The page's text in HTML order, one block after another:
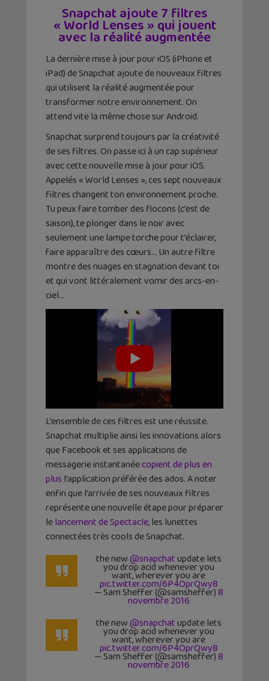
Snapchat ajoute 7 filtres
« World Lenses » qui jouent
avec la réalité augmentée
La dernière mise à jour pour iOS (iPhone et
iPad) de Snapchat ajoute de nouveaux filtres
qui utilisent la réalité augmentée pour
transformer notre environnement. On
attend vite la même chose sur Android.
Snapchat surprend toujours par la créativité
de ses filtres. On passe ici à un cap supérieur
avec cette nouvelle mise à jour pour iOS.
Appelés « World Lenses », ces sept nouveaux
filtres changent ton environnement proche.
Tu peux faire tomber des flocons (c’est de
saison), te plonger dans le noir avec
seulement une lampe torche pour t’éclairer,
faire apparaître des cœurs… Un autre filtre
montre des nuages en stagnation devant toi
et qui vont littéralement vomir des arcs-en-
ciel…
L’ensemble de ces filtres est une réussite.
Snapchat multiplie ainsi les innovations alors
que Facebook et ses applications de
messagerie instantanéecopient de plus en
plus l’application préférée des ados. A noter
enfin que l’arrivée de ses nouveaux filtres
représente une nouvelle étape pour préparer
lelancement de Spectacle, les lunettes
connectées très cools de Snapchat.
the new@snapchatupdate lets
you drop acid whenever you
want, wherever you are
pic.twitter.com/6P4OprQwy8
— Sam Sheffer (@samsheffer)8
novembre 2016
the new@snapchatupdate lets
you drop acid whenever you
want, wherever you are
pic.twitter.com/6P4OprQwy8
— Sam Sheffer (@samsheffer)8
novembre 2016